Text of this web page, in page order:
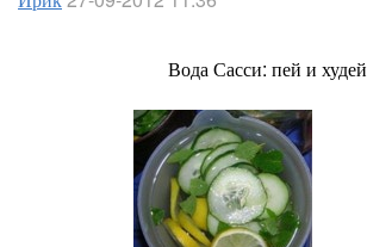
Вода Сасси: пей и худей